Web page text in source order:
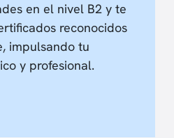
en el nivel B2 y te
reconocidos
impulsando tu
y profesional.